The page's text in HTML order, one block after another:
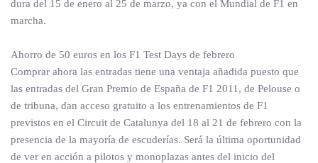
dura del 15 de enero al 25 de marzo, ya con el Mundial de F1 en
marcha.
Ahorro de 50 euros en los F1 Test Days de febrero
Comprar ahora las entradas tiene una ventaja añadida puesto que
las entradas del Gran Premio de España de F1 2011, de Pelouse o
de tribuna, dan acceso gratuito a los entrenamientos de F1
previstos en el Circuit de Catalunya del 18 al 21 de febrero con la
presencia de la mayoría de escuderías. Será la última oportunidad
de ver en acción a pilotos y monoplazas antes del inicio del